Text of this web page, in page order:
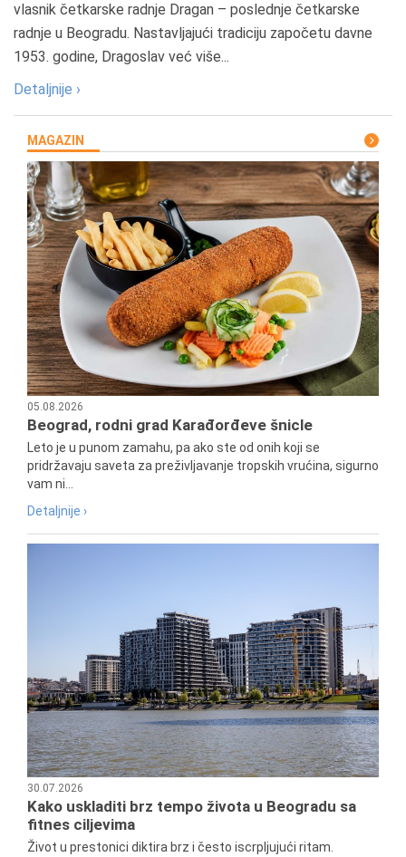
vlasnik četkarske radnje Dragan – poslednje četkarske
radnje u Beogradu. Nastavljajući tradiciju započetu davne
1953. godine, Dragoslav već više...
Detaljnije ›
MAGAZIN
05.08.2026
Beograd, rodni grad Karađorđeve šnicle
Leto je u punom zamahu, pa ako ste od onih koji se
pridržavaju saveta za preživljavanje tropskih vrućina, sigurno
vam ni...
Detaljnije ›
30.07.2026
Kako uskladiti brz tempo života u Beogradu sa
fitnes ciljevima
Život u prestonici diktira brz i često iscrpljujući ritam.